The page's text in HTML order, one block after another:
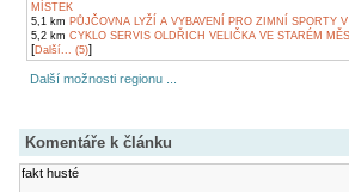
MÍSTEK
5,1 km PŮJČOVNA LYŽÍ A VYBAVENÍ PRO ZIMNÍ SPORTY
5,2 km CYKLO SERVIS OLDŘICH VELIČKA VE STARÉM
[Další... (5)]
Další možnosti regionu ...
Komentáře k článku
fakt husté